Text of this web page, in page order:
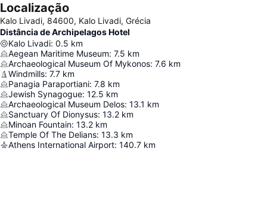
Localização
Kalo Livadi, 84600, Kalo Livadi, Grécia
Distância de Archipelagos Hotel
Kalo Livadi: 0.5 km
Aegean Maritime Museum: 7.5 km
Archaeological Museum Of Mykonos: 7.6 km
Windmills: 7.7 km
Panagia Paraportiani: 7.8 km
Jewish Synagogue: 12.5 km
Archaeological Museum Delos: 13.1 km
Sanctuary Of Dionysus: 13.2 km
Minoan Fountain: 13.2 km
Temple Of The Delians: 13.3 km
Athens International Airport: 140.7 km